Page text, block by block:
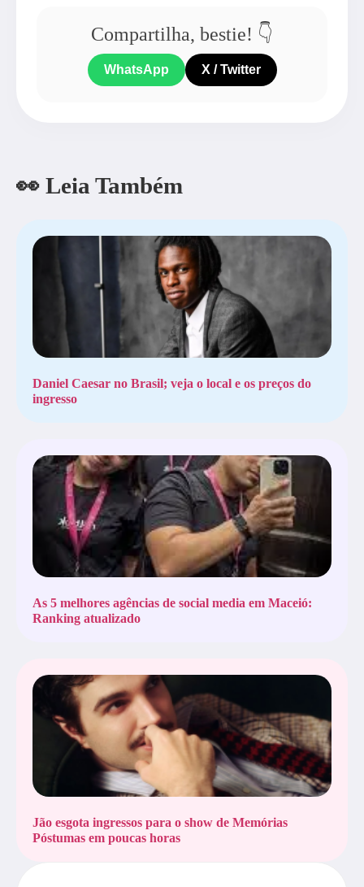
Compartilha, bestie! 👇
WhatsApp X / Twitter
👀 Leia Também
Daniel Caesar no Brasil; veja o local e os preços do
ingresso
As 5 melhores agências de social media em Maceió:
Ranking atualizado
Jão esgota ingressos para o show de Memórias
Póstumas em poucas horas